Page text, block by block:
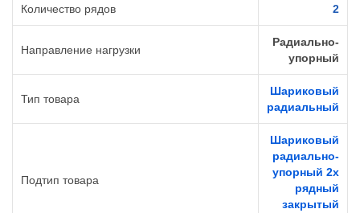
Количество рядов 2
Направление нагрузки
Радиально-
упорный
Тип товара
Шариковый
радиальный
Подтип товара
Шариковый
радиально-
упорный 2х
рядный
закрытый